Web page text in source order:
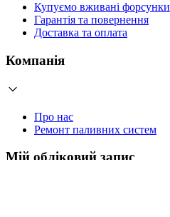
Купуємо вживані форсунки
Гарантія та повернення
Доставка та оплата
Компанія
Про нас
Ремонт паливних систем
Мій обліковий запис